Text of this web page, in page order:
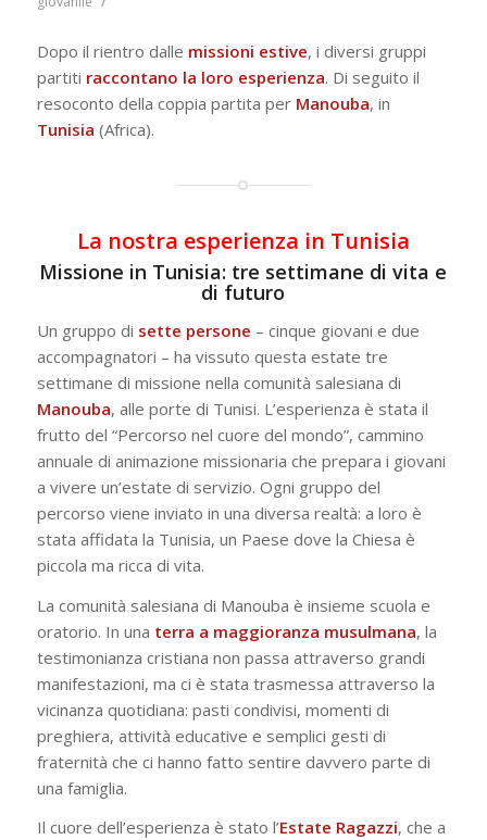
Dopo il rientro dalle missioni estive, i diversi gruppi
partiti raccontano la loro esperienza. Di seguito il
resoconto della coppia partita per Manouba, in
Tunisia (Africa).
La nostra esperienza in Tunisia
Missione in Tunisia: tre settimane di vita e
di futuro
Un gruppo di sette persone – cinque giovani e due
accompagnatori – ha vissuto questa estate tre
settimane di missione nella comunità salesiana di
Manouba, alle porte di Tunisi. L’esperienza è stata il
frutto del “Percorso nel cuore del mondo”, cammino
annuale di animazione missionaria che prepara i giovani
a vivere un’estate di servizio. Ogni gruppo del
percorso viene inviato in una diversa realtà: a loro è
stata affidata la Tunisia, un Paese dove la Chiesa è
piccola ma ricca di vita.
La comunità salesiana di Manouba è insieme scuola e
oratorio. In una terra a maggioranza musulmana, la
testimonianza cristiana non passa attraverso grandi
manifestazioni, ma ci è stata trasmessa attraverso la
vicinanza quotidiana: pasti condivisi, momenti di
preghiera, attività educative e semplici gesti di
fraternità che ci hanno fatto sentire davvero parte di
una famiglia.
Il cuore dell’esperienza è stato l’Estate Ragazzi, che a